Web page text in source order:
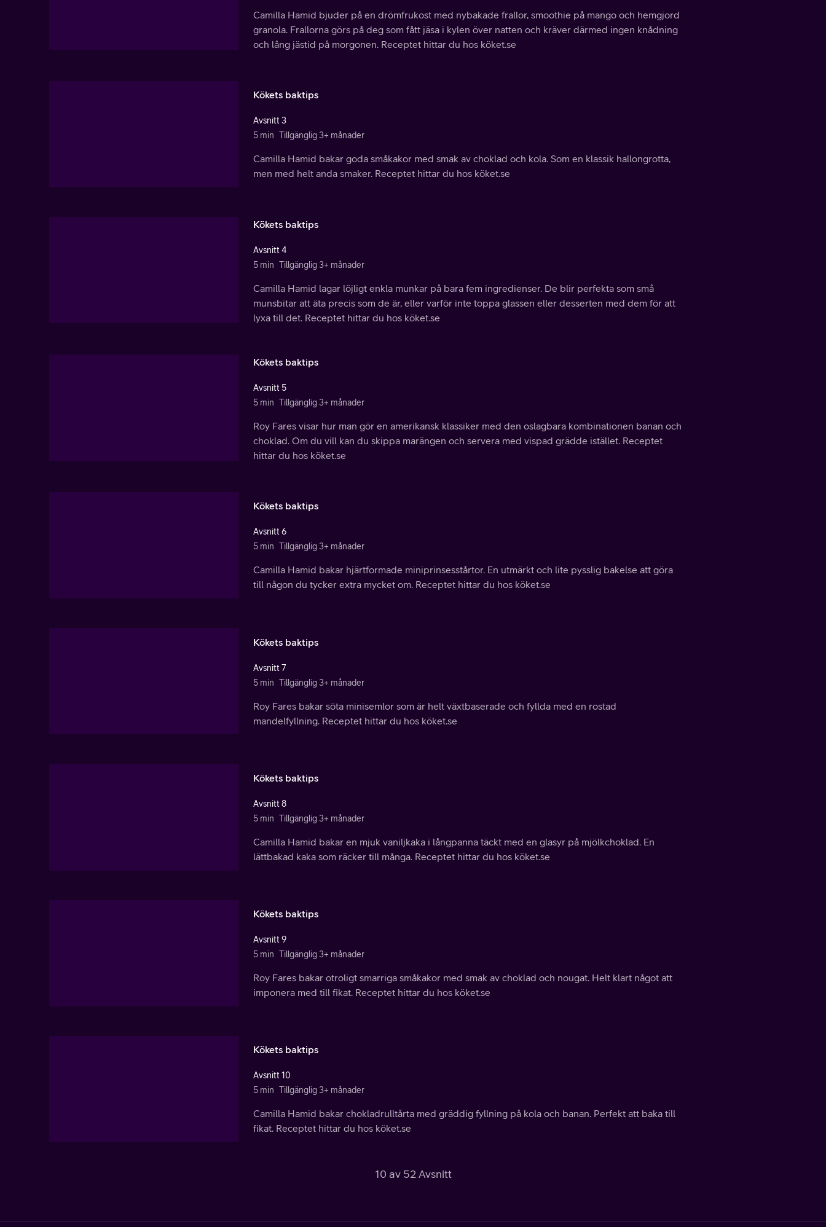
Camilla Hamid bjuder på en drömfrukost med nybakade frallor, smoothie på mango och hemgjord
granola. Frallorna görs på deg som fått jäsa i kylen över natten och kräver därmed ingen knådning
och lång jästid på morgonen. Receptet hittar du hos köket.se
Kökets baktips
Avsnitt 3
5 min Tillgänglig 3+ månader
Camilla Hamid bakar goda småkakor med smak av choklad och kola. Som en klassik hallongrotta,
men med helt anda smaker. Receptet hittar du hos köket.se
Kökets baktips
Avsnitt 4
5 min Tillgänglig 3+ månader
Camilla Hamid lagar löjligt enkla munkar på bara fem ingredienser. De blir perfekta som små
munsbitar att äta precis som de är, eller varför inte toppa glassen eller desserten med dem för att
lyxa till det. Receptet hittar du hos köket.se
Kökets baktips
Avsnitt 5
5 min Tillgänglig 3+ månader
Roy Fares visar hur man gör en amerikansk klassiker med den oslagbara kombinationen banan och
choklad. Om du vill kan du skippa marängen och servera med vispad grädde istället. Receptet
hittar du hos köket.se
Kökets baktips
Avsnitt 6
5 min Tillgänglig 3+ månader
Camilla Hamid bakar hjärtformade miniprinsesstårtor. En utmärkt och lite pysslig bakelse att göra
till någon du tycker extra mycket om. Receptet hittar du hos köket.se
Kökets baktips
Avsnitt 7
5 min Tillgänglig 3+ månader
Roy Fares bakar söta minisemlor som är helt växtbaserade och fyllda med en rostad
mandelfyllning. Receptet hittar du hos köket.se
Kökets baktips
Avsnitt 8
5 min Tillgänglig 3+ månader
Camilla Hamid bakar en mjuk vaniljkaka i långpanna täckt med en glasyr på mjölkchoklad. En
lättbakad kaka som räcker till många. Receptet hittar du hos köket.se
Kökets baktips
Avsnitt 9
5 min Tillgänglig 3+ månader
Roy Fares bakar otroligt smarriga småkakor med smak av choklad och nougat. Helt klart något att
imponera med till fikat. Receptet hittar du hos köket.se
Kökets baktips
Avsnitt 10
5 min Tillgänglig 3+ månader
Camilla Hamid bakar chokladrulltårta med gräddig fyllning på kola och banan. Perfekt att baka till
fikat. Receptet hittar du hos köket.se
10 av 52 Avsnitt